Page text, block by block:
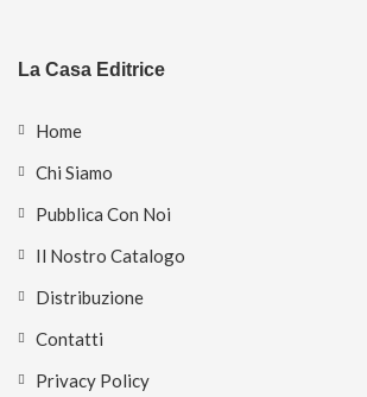
La Casa Editrice
Home
Chi Siamo
Pubblica Con Noi
Il Nostro Catalogo
Distribuzione
Contatti
Privacy Policy